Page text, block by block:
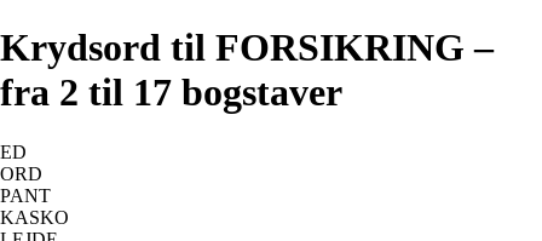
Krydsord til FORSIKRING –
fra 2 til 17 bogstaver
ED
ORD
PANT
KASKO